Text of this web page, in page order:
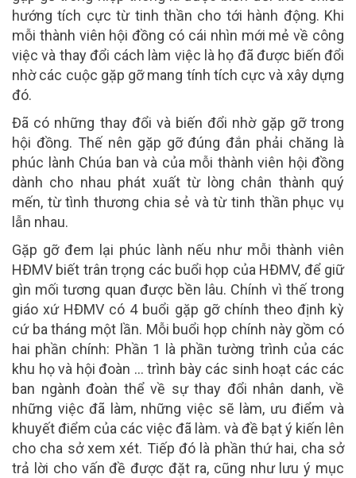
hướng tích cực từ tinh thần cho tới hành động. Khi
mỗi thành viên hội đồng có cái nhìn mới mẻ về công
việc và thay đổi cách làm việc là họ đã được biến đổi
nhờ các cuộc gặp gỡ mang tính tích cực và xây dựng
đó.
Đã có những thay đổi và biến đổi nhờ gặp gỡ trong
hội đồng. Thế nên gặp gỡ đúng đắn phải chăng là
phúc lành Chúa ban và của mỗi thành viên hội đồng
dành cho nhau phát xuất từ lòng chân thành quý
mến, từ tình thương chia sẻ và từ tinh thần phục vụ
lẫn nhau.
Gặp gỡ đem lại phúc lành nếu như mỗi thành viên
HĐMV biết trân trọng các buổi họp của HĐMV, để giữ
gìn mối tương quan được bền lâu. Chính vì thế trong
giáo xứ HĐMV có 4 buổi gặp gỡ chính theo định kỳ
cứ ba tháng một lần. Mỗi buổi họp chính này gồm có
hai phần chính: Phần 1 là phần tường trình của các
khu họ và hội đoàn … trình bày các sinh hoạt các các
ban ngành đoàn thể về sự thay đổi nhân danh, về
những việc đã làm, những việc sẽ làm, ưu điểm và
khuyết điểm của các việc đã làm. và đề bạt ý kiến lên
cho cha sở xem xét. Tiếp đó là phần thứ hai, cha sở
trả lời cho vấn đề được đặt ra, cũng như lưu ý mục